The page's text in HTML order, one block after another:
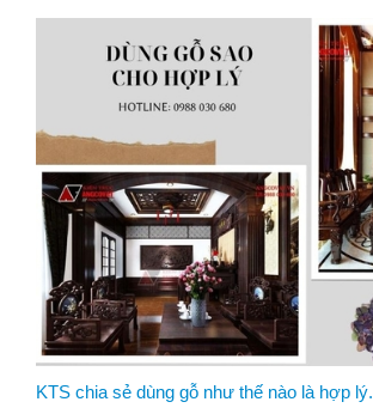
KTS chia sẻ dùng gỗ như thế nào là hợp lý.